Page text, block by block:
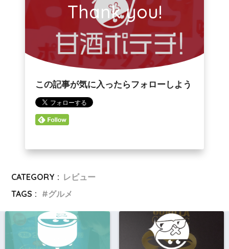
Thank you!
この記事が気に入ったらフォローしよう
CATEGORY : レビュー
TAGS :
グルメ